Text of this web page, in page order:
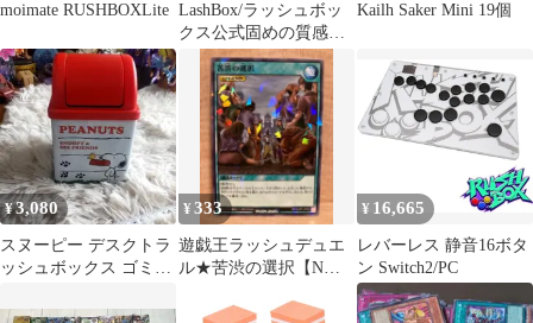
moimate RUSHBOXLite LashBox/ラッシュボッ
クス公式固めの質感ま
つ毛パーマブラシ&グ
ルーバーム
Kailh Saker Mini 19個
¥3,080
スヌーピー デスクトラ
ッシュボックス ゴミ箱
¥333
遊戯王ラッシュデュエ
ル★苦渋の選択【Nパ
JP062}
¥ 16,665
レバーレス 静音16ボタ
ン Switch2/PC